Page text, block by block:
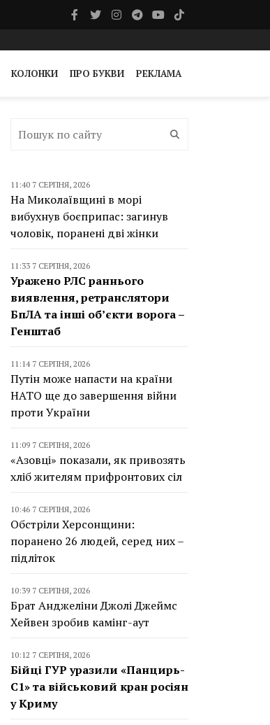
КОЛОНКИ ПРО БУКВИ РЕКЛАМА
11:40 7 СЕРПНЯ, 2026
На Миколаївщині в морі
вибухнув боєприпас: загинув
чоловік, поранені дві жінки
11:33 7 СЕРПНЯ, 2026
Уражено РЛС раннього
виявлення, ретранслятори
БпЛА та інші об’єкти ворога –
Генштаб
11:14 7 СЕРПНЯ, 2026
Путін може напасти на країни
НАТО ще до завершення війни
проти України
11:09 7 СЕРПНЯ, 2026
«Азовці» показали, як привозять
хліб жителям прифронтових сіл
10:46 7 СЕРПНЯ, 2026
Обстріли Херсонщини:
поранено 26 людей, серед них –
підліток
10:39 7 СЕРПНЯ, 2026
Брат Анджеліни Джолі Джеймс
Хейвен зробив камінг-аут
10:12 7 СЕРПНЯ, 2026
Бійці ГУР уразили «Панцирь-
С1» та військовий кран росіян
у Криму